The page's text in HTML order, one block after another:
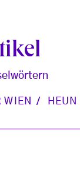
WIEN HEUN